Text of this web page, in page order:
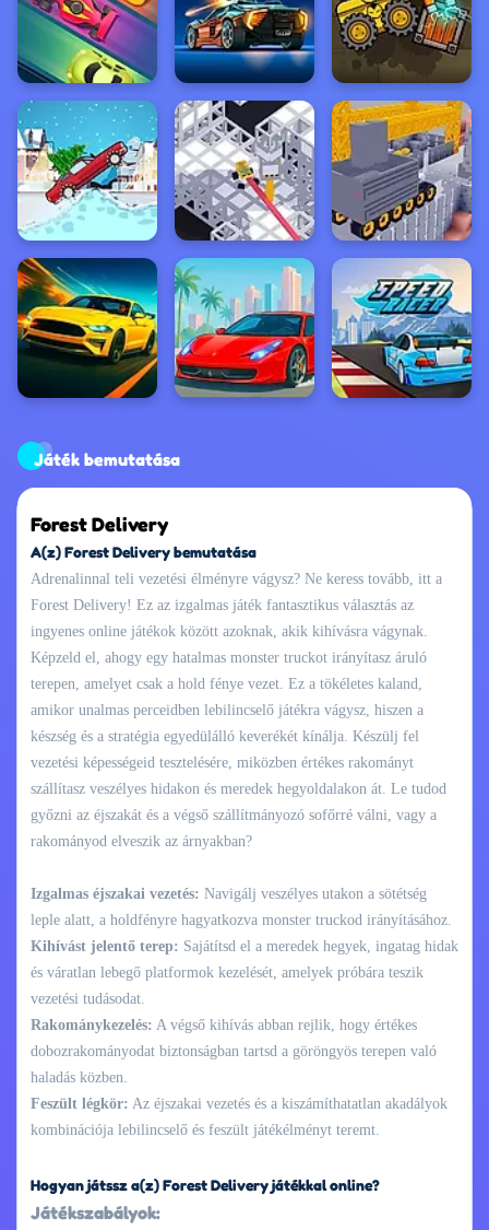
Játék bemutatása
Forest Delivery
A(z) Forest Delivery bemutatása
Adrenalinnal teli vezetési élményre vágysz? Ne keress tovább, itt a
Forest Delivery! Ez az izgalmas játék fantasztikus választás az
ingyenes online játékok között azoknak, akik kihívásra vágynak.
Képzeld el, ahogy egy hatalmas monster truckot irányítasz áruló
terepen, amelyet csak a hold fénye vezet. Ez a tökéletes kaland,
amikor unalmas perceidben lebilincselő játékra vágysz, hiszen a
készség és a stratégia egyedülálló keverékét kínálja. Készülj fel
vezetési képességeid tesztelésére, miközben értékes rakományt
szállítasz veszélyes hidakon és meredek hegyoldalakon át. Le tudod
győzni az éjszakát és a végső szállítmányozó sofőrré válni, vagy a
rakományod elveszik az árnyakban?
Izgalmas éjszakai vezetés: Navigálj veszélyes utakon a sötétség
leple alatt, a holdfényre hagyatkozva monster truckod irányításához.
Kihívást jelentő terep: Sajátítsd el a meredek hegyek, ingatag hidak
és váratlan lebegő platformok kezelését, amelyek próbára teszik
vezetési tudásodat.
Rakománykezelés: A végső kihívás abban rejlik, hogy értékes
dobozrakományodat biztonságban tartsd a göröngyös terepen való
haladás közben.
Feszült légkör: Az éjszakai vezetés és a kiszámíthatatlan akadályok
kombinációja lebilincselő és feszült játékélményt teremt.
Hogyan játssz a(z) Forest Delivery játékkal online?
Játékszabályok: